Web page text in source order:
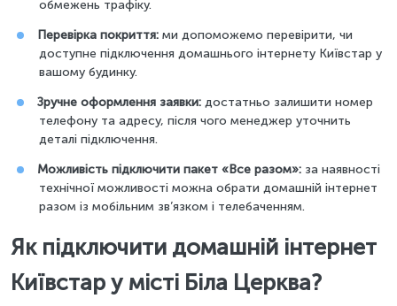
обмежень трафіку.
Перевірка покриття: ми допоможемо перевірити, чи
доступне підключення домашнього інтернету Київстар у
вашому будинку.
Зручне оформлення заявки: достатньо залишити номер
телефону та адресу, після чого менеджер уточнить
деталі підключення.
Можливість підключити пакет «Все разом»: за наявності
технічної можливості можна обрати домашній інтернет
разом із мобільним зв’язком і телебаченням.
Як підключити домашній інтернет
Київстар у місті Біла Церква?